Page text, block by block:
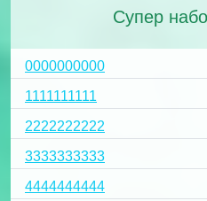
Супер
0000000000
1111111111
2222222222
3333333333
4444444444